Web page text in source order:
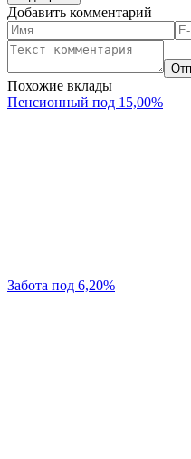
Добавить комментарий
Похожие вклады
Пенсионный под 15,00%
Забота под 6,20%